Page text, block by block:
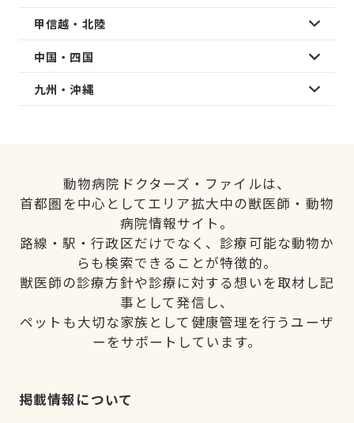
甲信越・北陸
中国・四国
九州・沖縄
動物病院ドクターズ・ファイルは、
首都圏を中心としてエリア拡大中の獣医師・動物
病院情報サイト。
路線・駅・行政区だけでなく、診療可能な動物か
らも検索できることが特徴的。
獣医師の診療方針や診療に対する想いを取材し記
事として発信し、
ペットも大切な家族として健康管理を行うユーザ
ーをサポートしています。
掲載情報について